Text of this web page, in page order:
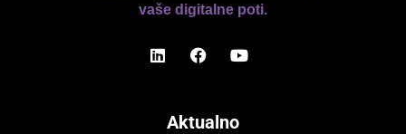
vaše digitalne poti.
Aktualno